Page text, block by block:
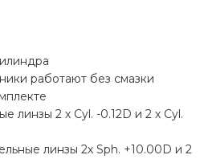
работают без смазки
линзы 2 х Cyl. -0.12D и 2 х Cyl.
линзы 2х Sph. +10.00D и 2